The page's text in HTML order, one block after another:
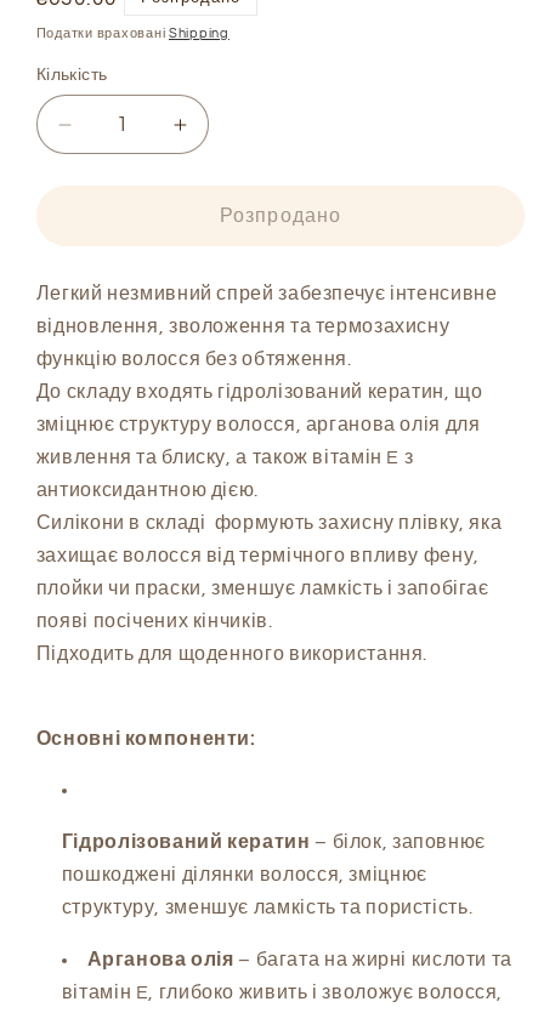
звичайна
Податки враховані Shipping
Кількість
Зменшити
кількість
Відновлювальний
термозахисний
спрей
волосся
Bingo
Hair
Cosmetic
Ultra
Rich
Care
Vitamin
Repair
Spray,
250
ml
Збільшити
кількість
Відновлювальний
термозахисний
спрей
волосся
Bingo
Hair
Ultra
Rich
Care
Vitamin
Repair
Spray,
250
ml
Розпродано
Легкий незмивний спрей забезпечує інтенсивне
відновлення, зволоження та термозахисну
функцію волосся без обтяження.
До складу входять гідролізований кератин, що
зміцнює структуру волосся, арганова олія для
живлення та блиску, а також вітамін E з
антиоксидантною дією.
Силікони в складі формують захисну плівку, яка
захищає волосся від термічного впливу фену,
плойки чи праски, зменшує ламкість і запобігає
появі посічених кінчиків.
Підходить для щоденного використання.
Основні компоненти:
Гідролізований кератин – білок, заповнює
пошкоджені ділянки волосся, зміцнює
структуру, зменшує ламкість та пористість.
Арганова олія – багата на жирні кислоти та
вітамін E, глибоко живить і зволожує волосся,